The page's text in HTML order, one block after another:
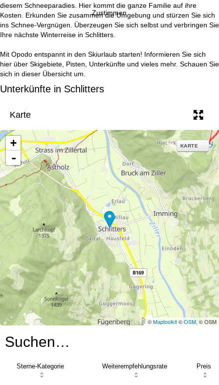
Zustimmen
s
e
i
t
diesem Schneeparadies. Hier kommt die ganze Familie auf ihre
Kosten. Erkunden Sie zusammen die Umgebung und stürzen Sie sich
ins Schnee-Vergnügen. Überzeugen Sie sich selbst und verbringen Sie
Ihre nächste Winterreise in Schlitters.
Mit Opodo entspannt in den Skiurlaub starten! Informieren Sie sich
hier über Skigebiete, Pisten, Unterkünfte und vieles mehr. Schauen Sie
sich in dieser Übersicht um.
Unterkünfte in Schlitters
Karte
+
-
KARTE
©Maptoolkit©OSM, © OSM
Suchen…
Sterne-Kategorie Weiterempfehlungsrate Preis